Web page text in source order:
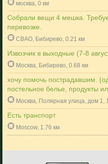
москва, 0 км
Собрали вещи 4 мешка.
перевозке.
СВАО, Бибирево, 0.21 км
Извозчик в выходные (7-8
Москва, Бибирево, 0.68 км
хочу помочь пострадавшим.
постельное белье, продукты
Москва, Полярная улица, дом 1,
Есть транспорт
Moscow, 1.76 км